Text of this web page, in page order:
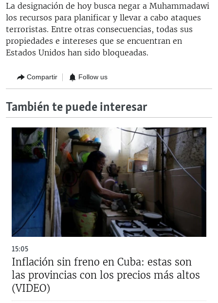
La designación de hoy busca negar a Muhammadawi
los recursos para planificar y llevar a cabo ataques
terroristas. Entre otras consecuencias, todas sus
propiedades e intereses que se encuentran en
Estados Unidos han sido bloqueadas.
Compartir Follow us
También te puede interesar
15:05
Inflación sin freno en Cuba: estas son
las provincias con los precios más altos
(VIDEO)